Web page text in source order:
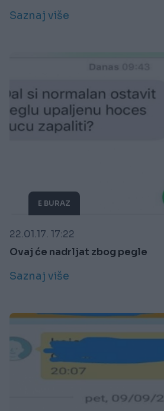
Saznaj više
E BURAZ
22.01.17. 17:22
Ovaj će nadrljat zbog pegle
Saznaj više